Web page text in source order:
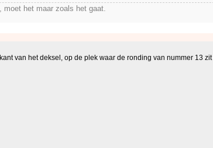
het maar zoals het gaat.
van het deksel, op de plek waar de ronding van nummer 13